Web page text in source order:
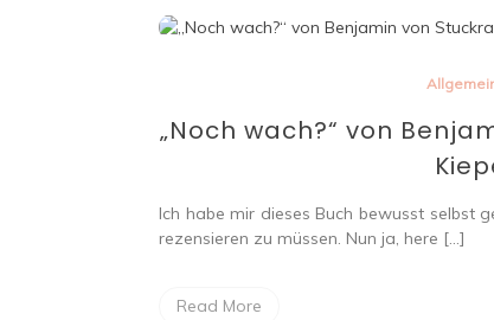
„Noch wach?“ von
Ich habe mir dieses Buch bewusst selbst
rezensieren zu müssen. Nun ja, here […]
Read More